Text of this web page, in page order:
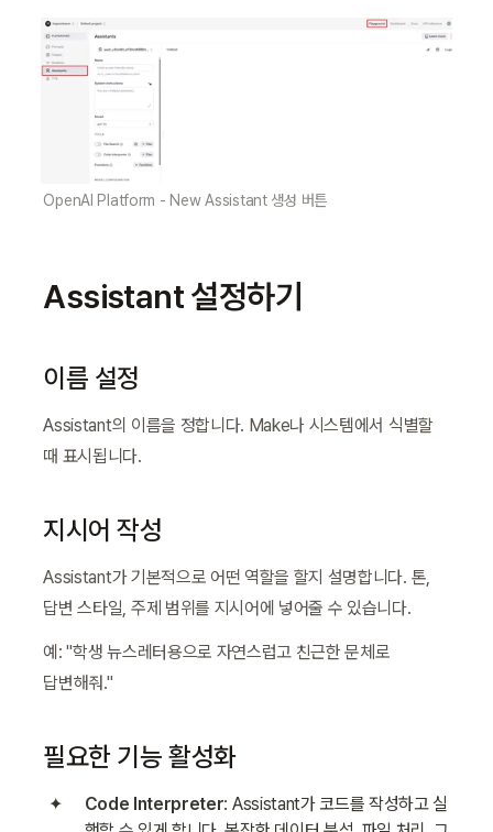
OpenAI Platform - New Assistant 생성 버튼
Assistant 설정하기
이름 설정
Assistant의 이름을 정합니다. Make나 시스템에서 식별할
때 표시됩니다.
지시어 작성
Assistant가 기본적으로 어떤 역할을 할지 설명합니다. 톤,
답변 스타일, 주제 범위를 지시어에 넣어줄 수 있습니다.
예: "학생 뉴스레터용으로 자연스럽고 친근한 문체로
답변해줘."
필요한 기능 활성화
Code Interpreter: Assistant가 코드를 작성하고 실